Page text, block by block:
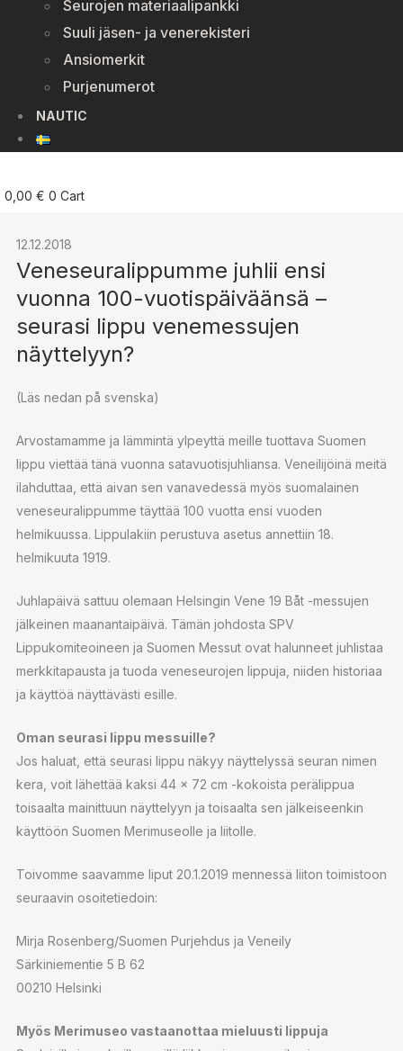
Seurojen materiaalipankki
Suuli jäsen- ja venerekisteri
Ansiomerkit
Purjenumerot
NAUTIC
0,00 € 0 Cart
12.12.2018
Veneseuralippumme juhlii ensi
vuonna 100-vuotispäiväänsä –
seurasi lippu venemessujen
näyttelyyn?
(Läs nedan på svenska)
Arvostamamme ja lämmintä ylpeyttä meille tuottava Suomen
lippu viettää tänä vuonna satavuotisjuhliansa. Veneilijöinä meitä
ilahduttaa, että aivan sen vanavedessä myös suomalainen
veneseuralippumme täyttää 100 vuotta ensi vuoden
helmikuussa. Lippulakiin perustuva asetus annettiin 18.
helmikuuta 1919.
Juhlapäivä sattuu olemaan Helsingin Vene 19 Båt -messujen
jälkeinen maanantaipäivä. Tämän johdosta SPV
Lippukomiteoineen ja Suomen Messut ovat halunneet juhlistaa
merkkitapausta ja tuoda veneseurojen lippuja, niiden historiaa
ja käyttöä näyttävästi esille.
Oman seurasi lippu messuille?
Jos haluat, että seurasi lippu näkyy näyttelyssä seuran nimen
kera, voit lähettää kaksi 44 x 72 cm -kokoista perälippua
toisaalta mainittuun näyttelyyn ja toisaalta sen jälkeiseenkin
käyttöön Suomen Merimuseolle ja liitolle.
Toivomme saavamme liput 20.1.2019 mennessä liiton toimistoon
seuraavin osoitetiedoin:
Mirja Rosenberg/Suomen Purjehdus ja Veneily
Särkiniementie 5 B 62
00210 Helsinki
Myös Merimuseo vastaanottaa mieluusti lippuja